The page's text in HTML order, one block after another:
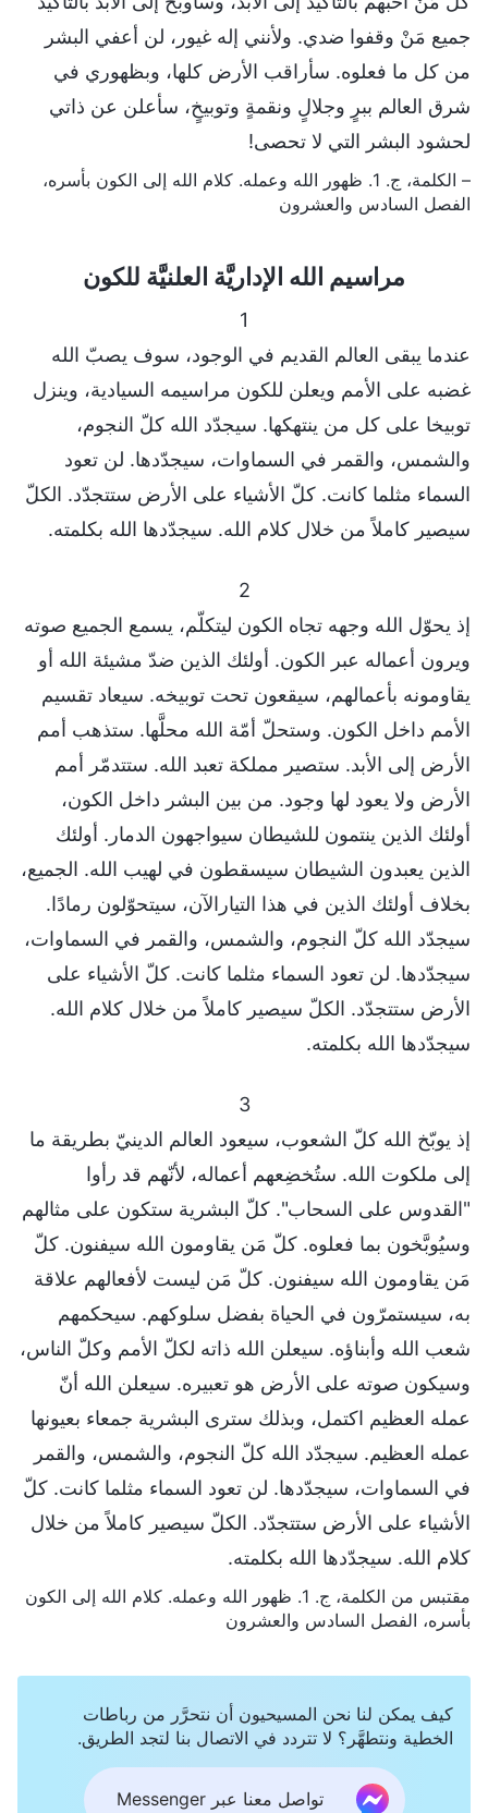
جميع مَنْ وقفوا ضدي. ولأنني إله غيور، لن أعفي البشر
من كل ما فعلوه. سأراقب الأرض كلها، وبظهوري في
شرق العالم ببرٍ وجلالٍ ونقمةٍ وتوبيخٍ، سأعلن عن ذاتي
لحشود البشر التي لا تحصى!
– الكلمة، ج. 1. ظهور الله وعمله. كلام الله إلى الكون بأسره،
الفصل السادس والعشرون
مراسيم الله الإداريَّة العلنيَّة للكون
1
عندما يبقى العالم القديم في الوجود، سوف يصبّ الله
غضبه على الأمم ويعلن للكون مراسيمه السيادية، وينزل
توبيخا على كل من ينتهكها. سيجدّد الله كلّ النجوم،
والشمس، والقمر في السماوات، سيجدّدها. لن تعود
السماء مثلما كانت. كلّ الأشياء على الأرض ستتجدّد. الكلّ
سيصير كاملاً من خلال كلام الله. سيجدّدها الله بكلمته.
2
إذ يحوّل الله وجهه تجاه الكون ليتكلّم، يسمع الجميع صوته
ويرون أعماله عبر الكون. أولئك الذين ضدّ مشيئة الله أو
يقاومونه بأعمالهم، سيقعون تحت توبيخه. سيعاد تقسيم
الأمم داخل الكون. وستحلّ أمّة الله محلَّها. ستذهب أمم
الأرض إلى الأبد. ستصير مملكة تعبد الله. ستتدمّر أمم
الأرض ولا يعود لها وجود. من بين البشر داخل الكون،
أولئك الذين ينتمون للشيطان سيواجهون الدمار. أولئك
الذين يعبدون الشيطان سيسقطون في لهيب الله. الجميع،
بخلاف أولئك الذين في هذا التيارالآن، سيتحوّلون رمادًا.
سيجدّد الله كلّ النجوم، والشمس، والقمر في السماوات،
سيجدّدها. لن تعود السماء مثلما كانت. كلّ الأشياء على
الأرض ستتجدّد. الكلّ سيصير كاملاً من خلال كلام الله.
سيجدّدها الله بكلمته.
3
إذ يوبّخ الله كلّ الشعوب، سيعود العالم الدينيّ بطريقة ما
إلى ملكوت الله. ستُخضِعهم أعماله، لأنّهم قد رأوا
"القدوس على السحاب". كلّ البشرية ستكون على مثالهم
وسيُوبَّخون بما فعلوه. كلّ مَن يقاومون الله سيفنون. كلّ
مَن يقاومون الله سيفنون. كلّ مَن ليست لأفعالهم علاقة
به، سيستمرّون في الحياة بفضل سلوكهم. سيحكمهم
شعب الله وأبناؤه. سيعلن الله ذاته لكلّ الأمم وكلّ الناس،
وسيكون صوته على الأرض هو تعبيره. سيعلن الله أنّ
عمله العظيم اكتمل، وبذلك سترى البشرية جمعاء بعيونها
عمله العظيم. سيجدّد الله كلّ النجوم، والشمس، والقمر
في السماوات، سيجدّدها. لن تعود السماء مثلما كانت. كلّ
الأشياء على الأرض ستتجدّد. الكلّ سيصير كاملاً من خلال
كلام الله. سيجدّدها الله بكلمته.
مقتبس من الكلمة، ج. 1. ظهور الله وعمله. كلام الله إلى الكون
بأسره، الفصل السادس والعشرون
كيف يمكن لنا نحن المسيحيون أن نتحرَّر من رباطات
الخطية ونتطهَّر؟ لا تتردد في الاتصال بنا لتجد الطريق.
تواصل معنا عبر Messenger